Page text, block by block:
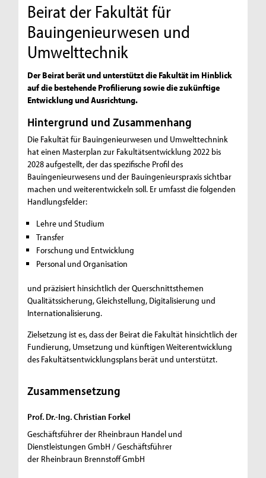
Beirat der Fakultät für
Bauingenieurwesen und
Umwelttechnik
Der Beirat berät und unterstützt die Fakultät im Hinblick
auf die bestehende Profilierung sowie die zukünftige
Entwicklung und Ausrichtung.
Hintergrund und Zusammenhang
Die Fakultät für Bauingenieurwesen und Umwelttechnink
hat einen Masterplan zur Fakultätsentwicklung 2022 bis
2028 aufgestellt, der das spezifische Profil des
Bauingenieurwesens und der Bauingenieurspraxis sichtbar
machen und weiterentwickeln soll. Er umfasst die folgenden
Handlungsfelder:
Lehre und Studium
Transfer
Forschung und Entwicklung
Personal und Organisation
und präzisiert hinsichtlich der Querschnittsthemen
Qualitätssicherung, Gleichstellung, Digitalisierung und
Internationalisierung.
Zielsetzung ist es, dass der Beirat die Fakultät hinsichtlich der
Fundierung, Umsetzung und künftigen Weiterentwicklung
des Fakultätsentwicklungsplans berät und unterstützt.
Zusammensetzung
Prof. Dr.-Ing. Christian Forkel
Geschäftsführer der Rheinbraun Handel und
Dienstleistungen GmbH / Geschäftsführer
der Rheinbraun Brennstoff GmbH